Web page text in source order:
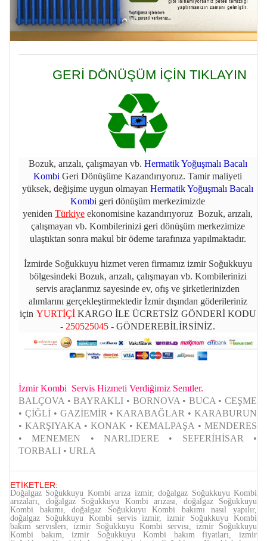
GERİ DÖNÜŞÜM İÇİN TIKLAYIN
Bozuk, arızalı, çalışmayan vb. Hermatik Yoğuşmalı Bacalı
Kombi Geri Dönüşüme Kazandırıyoruz. Tamir maliyeti
yüksek, değişime uygun olmayan Hermatik Yoğuşmalı Bacalı
Kombi geri dönüşüm merkezimizde
yeniden Türkiye ekonomisine kazandırıyoruz Bozuk, arızalı,
çalışmayan vb. Kombilerinizi geri dönüşüm merkezimize
ulaştıktan sonra makul bir ödeme tarafınıza yapılmaktadır.
İzmirde Soğukkuyu hizmet veren firmamız izmir Soğukkuyu
bölgesindeki Bozuk, arızalı, çalışmayan vb. Kombilerinizi
servis araçlarımız sayesinde ev, ofış ve şirketlerinizden
alımlarını gerçekleştirmektedir İzmir dışından göderileriniz
için YURTİÇİ KARGO İLE ÜCRETSİZ GÖNDERİ KODU
- 250525045 - GÖNDEREBİLİRSİNİZ.
İzmir Kombi Servis Hizmeti Verdiğimiz Semtler.
BALÇOVA • BAYRAKLI • BORNOVA • BUCA • CEŞME
• ÇİĞLİ • GAZİEMİR • KARABAĞLAR • KARABURUN
• KARŞIYAKA • KONAK • KEMALPAŞA • MENDERES
• MENEMEN • NARLIDERE • SEFERİHİSAR •
TORBALI • URLA
ETİKETLER:
Doğalgaz Soğukkuyu Kombi arıza izmir, doğalgaz Soğukkuyu Kombi
arızaları, doğalgaz Soğukkuyu Kombi arızası, doğalgaz Soğukkuyu
Kombi bakımı, doğalgaz Soğukkuyu Kombi bakımı nasıl yapılır,
doğalgaz Soğukkuyu Kombi servis izmir, izmir Soğukkuyu Kombi
bakım servıslerı, izmir Soğukkuyu Kombi servısı, izmir Soğukkuyu
Kombi bakım, izmir Soğukkuyu Kombi bakım fiyatları, izmir